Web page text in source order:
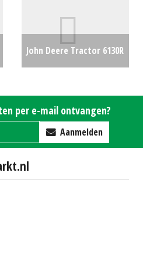
#38702
€2975
John Deere Tractor 6130R
#26311
€0
per e-mail ontvangen?
Aanmelden